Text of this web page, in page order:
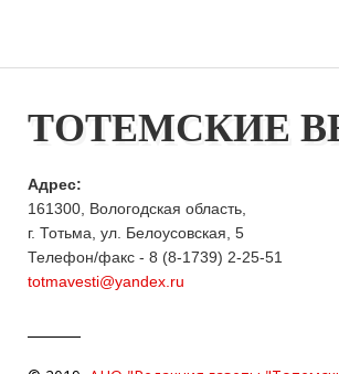
ТОТЕМСКИЕ
Адрес:
161300, Вологодская область,
г. Тотьма, ул. Белоусовская, 5
Телефон/факс - 8 (8-1739) 2-25-51
totmavesti@yandex.ru